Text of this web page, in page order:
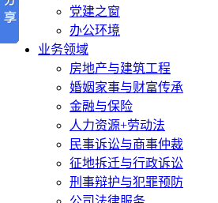
党建之窗
办公环境
业务领域
房地产与建筑工程
婚姻家事与财富传承
金融与保险
人力资源+劳动法
民事诉讼与商事仲裁
征地拆迁与行政诉讼
刑事辩护与犯罪预防